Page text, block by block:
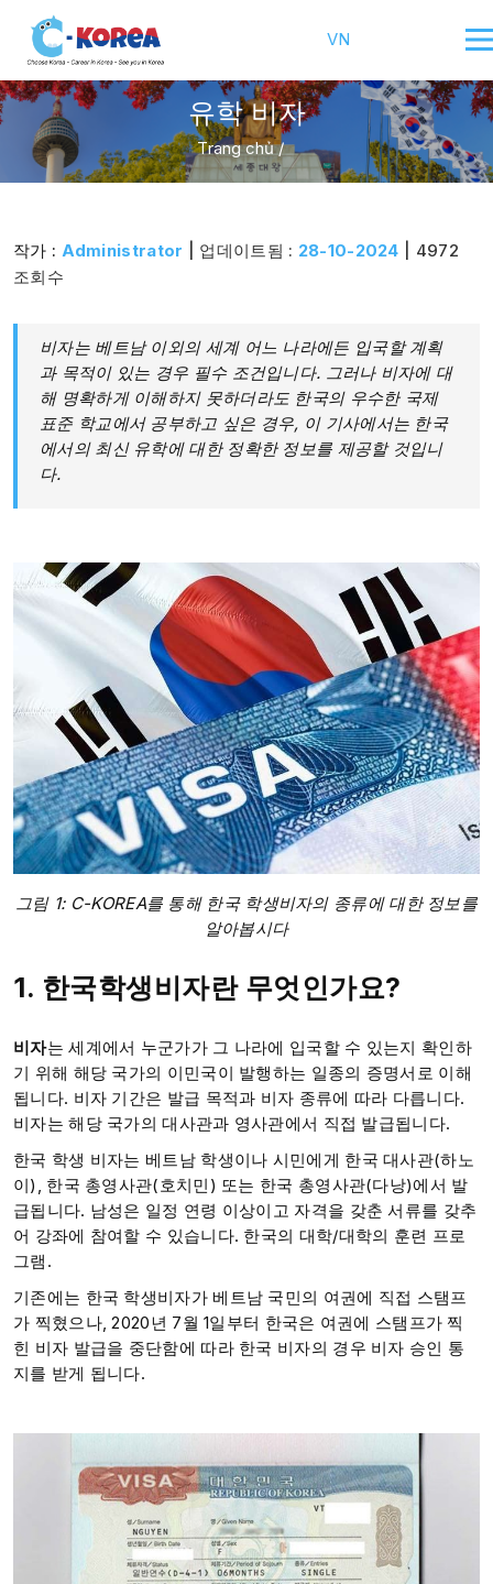
VN
유학 비자
Trang chủ/
작가 : Administrator | 업데이트됨 : 28-10-2024 | 4972
조회수
비자는 베트남 이외의 세계 어느 나라에든 입국할 계획
과 목적이 있는 경우 필수 조건입니다. 그러나 비자에 대
해 명확하게 이해하지 못하더라도 한국의 우수한 국제
표준 학교에서 공부하고 싶은 경우, 이 기사에서는 한국
에서의 최신 유학에 대한 정확한 정보를 제공할 것입니
다.
그림 1: C-KOREA를 통해 한국 학생비자의 종류에 대한 정보를
알아봅시다
1. 한국학생비자란 무엇인가요?
비자는 세계에서 누군가가 그 나라에 입국할 수 있는지 확인하
기 위해 해당 국가의 이민국이 발행하는 일종의 증명서로 이해
됩니다. 비자 기간은 발급 목적과 비자 종류에 따라 다릅니다.
비자는 해당 국가의 대사관과 영사관에서 직접 발급됩니다.
한국 학생 비자는 베트남 학생이나 시민에게 한국 대사관(하노
이), 한국 총영사관(호치민) 또는 한국 총영사관(다낭)에서 발
급됩니다. 남성은 일정 연령 이상이고 자격을 갖춘 서류를 갖추
어 강좌에 참여할 수 있습니다. 한국의 대학/대학의 훈련 프로
그램.
기존에는 한국 학생비자가 베트남 국민의 여권에 직접 스탬프
가 찍혔으나, 2020년 7월 1일부터 한국은 여권에 스탬프가 찍
힌 비자 발급을 중단함에 따라 한국 비자의 경우 비자 승인 통
지를 받게 됩니다.